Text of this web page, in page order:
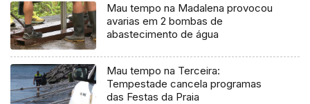
Mau tempo na Madalena provocou
avarias em 2 bombas de
abastecimento de água
Mau tempo na Terceira:
Tempestade cancela programas
das Festas da Praia